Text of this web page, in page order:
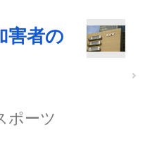
害者の
ポーツ